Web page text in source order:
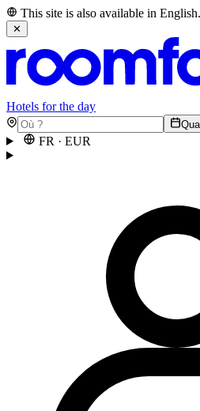
This site is also available in English.
✕
Hotels for the day
FR · EUR